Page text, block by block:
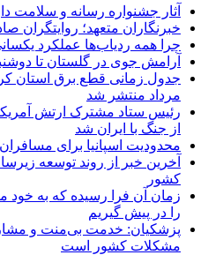
آثار جشنواره رسانه و سلامت
خبرنگاران متعهد؛
چرا همه ردیاب‌ها عملکرد
آرامش جوی در گلستان تا
مرداد منتشر شد
رئیس ستاد مشترک ارتش
از جنگ با ایران شد
محدودیت اسپانیا برای مسافران
آخرین خبر از روند توسعه
کشور
زمان آن فرا رسیده که به خود
را در پیش گیریم
پزشکیان: خدمت بی‌منت و
مشکلات کشور است